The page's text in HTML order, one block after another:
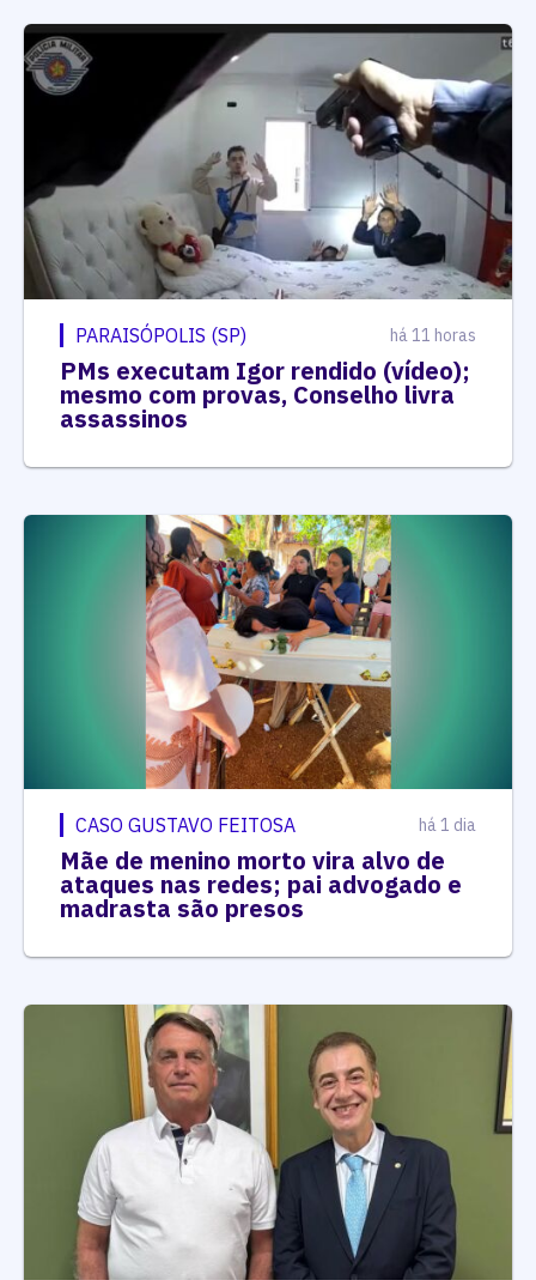
PARAISÓPOLIS (SP) há 11 horas
PMs executam Igor rendido (vídeo);
mesmo com provas, Conselho livra
assassinos
CASO GUSTAVO FEITOSA há 1 dia
Mãe de menino morto vira alvo de
ataques nas redes; pai advogado e
madrasta são presos